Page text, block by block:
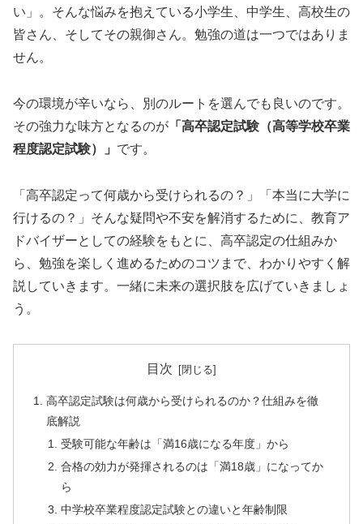
い」。そんな悩みを抱えている小学生、中学生、高校生の
皆さん、そしてその親御さん。勉強の道は一つではありま
せん。
今の環境が辛いなら、別のルートを選んでも良いのです。
その強力な味方となるのが 「高卒認定試験（高等学校卒業
程度認定試験）」 です。
「高卒認定って何歳から受けられるの？」「本当に大学に
行けるの？」そんな疑問や不安を解消するために、教育ア
ドバイザーとしての経験をもとに、高卒認定の仕組みか
ら、勉強を楽しく進めるためのコツまで、わかりやすく解
説していきます。一緒に未来の選択肢を広げていきましょ
う。
目次
高卒認定試験は何歳から受けられるのか？仕組みを徹
底解説
受験可能な年齢は「満16歳になる年度」から
合格の効力が発揮されるのは「満18歳」になってか
ら
中学校卒業程度認定試験との違いと年齢制限